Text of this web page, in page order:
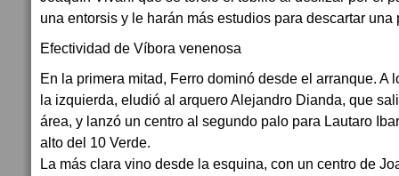
una entorsis y le harán más estudios para descartar
Efectividad de Víbora venenosa
En la primera mitad, Ferro dominó desde el arranque. A
la izquierda, eludió al arquero Alejandro Dianda, que
área, y lanzó un centro al segundo palo para Lautaro
alto del 10 Verde.
La más clara vino desde la esquina, con un centro de